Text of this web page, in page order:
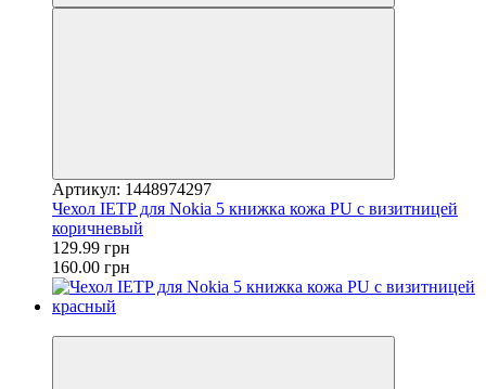
Артикул: 1448974297
Чехол IETP для Nokia 5 книжка кожа PU с визитницей
коричневый
129.99 грн
160.00 грн